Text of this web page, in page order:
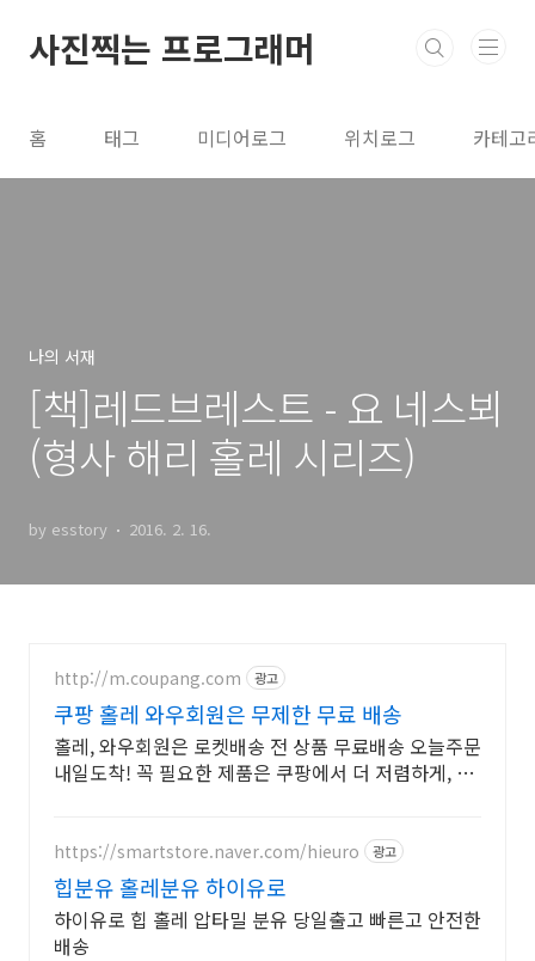
사진찍는 프로그래머
홈 태그 미디어로그 위치로그 카테고
나의 서재
[책]레드브레스트 - 요 네스뵈
(형사 해리 홀레 시리즈)
by esstory 2016. 2. 16.
http://m.coupang.com 광고
쿠팡 홀레 와우회원은 무제한 무료 배송
홀레, 와우회원은 로켓배송 전 상품 무료배송 오늘주문
내일도착! 꼭 필요한 제품은 쿠팡에서 더 저렴하게, 로
https://smartstore.naver.com/hieuro 광고
힙분유 홀레분유 하이유로
하이유로 힙 홀레 압타밀 분유 당일출고 빠른고 안전한
배송